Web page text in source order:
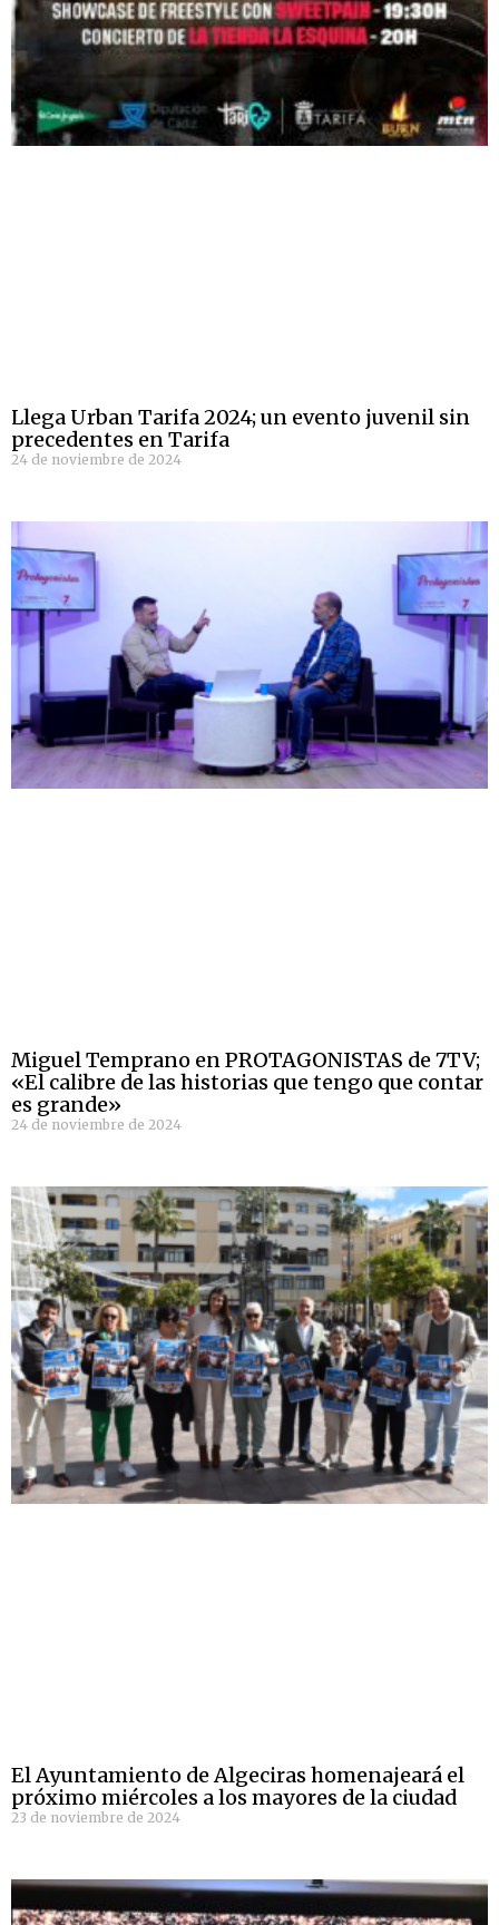
Llega Urban Tarifa 2024; un evento juvenil sin
precedentes en Tarifa
24 de noviembre de 2024
Miguel Temprano en PROTAGONISTAS de 7TV;
«El calibre de las historias que tengo que contar
es grande»
24 de noviembre de 2024
El Ayuntamiento de Algeciras homenajeará el
próximo miércoles a los mayores de la ciudad
23 de noviembre de 2024